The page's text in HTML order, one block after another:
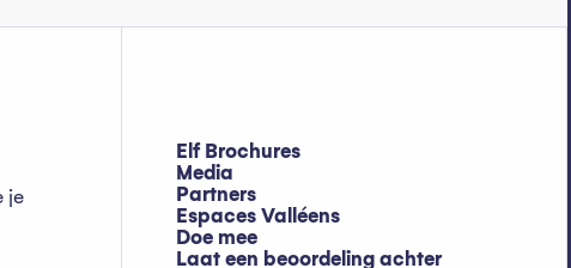
je
Elf Brochures
Media
Partners
Espaces Valléens
Doe mee
Laat een beoordeling achter